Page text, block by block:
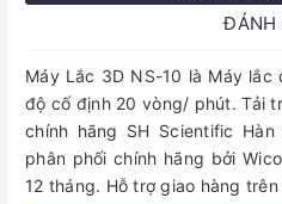
ĐÁNH
Máy Lắc 3D NS-10 là Máy
độ cố định 20 vòng/ phút. Tải
chính hãng SH Scientific
phân phối chính hãng bởi
12 tháng. Hỗ trợ giao hàng